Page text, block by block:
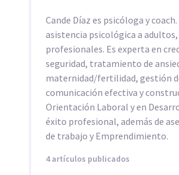
Cande Díaz es psicóloga y
asistencia psicológica a
profesionales. Es experta en
seguridad, tratamiento de
maternidad/fertilidad, gestión
comunicación efectiva y
Orientación Laboral y en
éxito profesional, además de
de trabajo y Emprendimiento.
4 artículos publicados